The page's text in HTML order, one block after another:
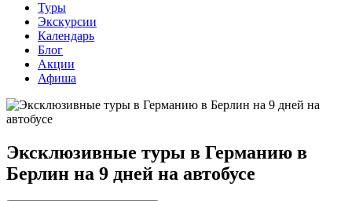
Туры
Экскурсии
Календарь
Блог
Акции
Афиша
Эксклюзивные туры в Германию в
Берлин на 9 дней на автобусе